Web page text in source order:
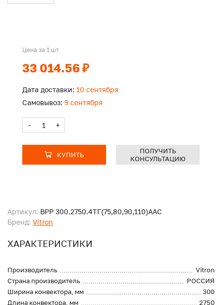
Артикул: ВРР 300.2750.4ТГ(75,80,90,110)ААС
Бренд: Vitron
ХАРАКТЕРИСТИКИ
Производитель
Vitron
Страна производитель
РОССИЯ
Ширина конвектора, мм
300
Длина конвектора, мм
2750
Цена за 1 шт
33 014.56 ₽
Дата доставки: 10 сентября
Самовывоз: 9 сентября
- +
КУПИТЬ
ПОЛУЧИТЬ
КОНСУЛЬТАЦИЮ